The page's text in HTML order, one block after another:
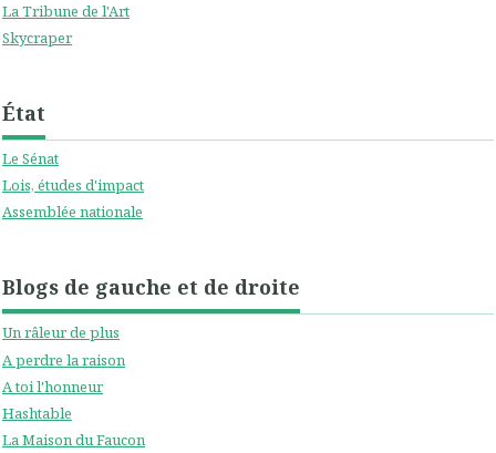
La Tribune de l'Art
Skycraper
État
Le Sénat
Lois, études d'impact
Assemblée nationale
Blogs de gauche et de droite
Un râleur de plus
A perdre la raison
A toi l'honneur
Hashtable
La Maison du Faucon